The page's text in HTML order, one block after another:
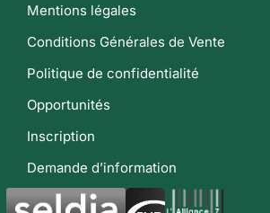
Mentions légales
Conditions Générales de Vente
Politique de confidentialité
Opportunités
Inscription
Demande d’information